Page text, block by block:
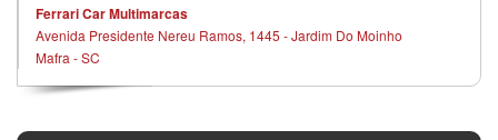
Ferrari Car Multimarcas
Avenida Presidente Nereu Ramos, 1445 - Jardim Do Moinho
Mafra - SC